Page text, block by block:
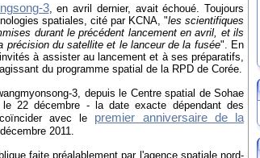
3, en avril dernier, avait échoué. Toujours
spatiales, cité par KCNA, "les scientifiques
durant le précédent lancement en avril, et ils
précision du satellite et le lanceur de la fusée". En
à assister au lancement et à ses préparatifs,
du programme spatial de la RPD de Corée.
3, depuis le Centre spatial de Sohae
22 décembre - la date exacte dépendant des
coïncider avec le premier anniversaire de la
2011.
faite préalablement par l'agence spatiale nord-